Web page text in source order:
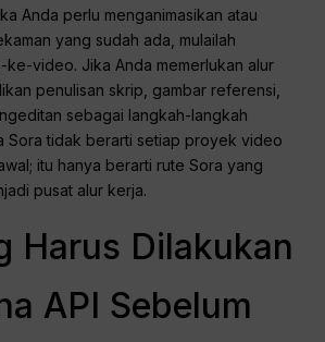
Anda perlu menganimasikan atau
yang sudah ada, mulailah
video. Jika Anda memerlukan alur
penulisan skrip, gambar referensi,
sebagai langkah-langkah
Sora tidak berarti setiap proyek video
itu hanya berarti rute Sora yang
pusat alur kerja.
Harus Dilakukan
API Sebelum